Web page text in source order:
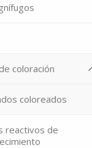
coloración
coloreados
reactivos de